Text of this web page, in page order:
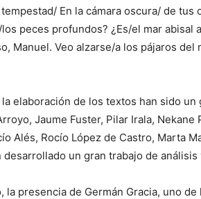
En la cámara oscura/ de
peces profundos? ¿Es/el mar abisal
Manuel. Veo alzarse/a los pájaros
elaboración de los textos han sido
Jaume Fuster, Pilar Irala, Nekane
Alés, Rocío López de Castro, Marta
desarrollado un gran trabajo de
la presencia de Germán Gracia, uno